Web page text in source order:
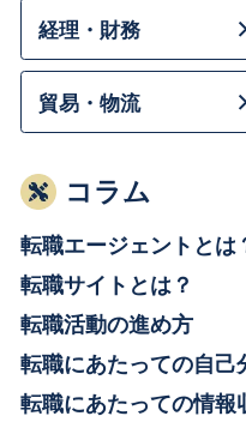
経理・財務
貿易・物流
コラム
転職エージェントとは
転職サイトとは？
転職活動の進め方
転職にあたっての自己
転職にあたっての情報